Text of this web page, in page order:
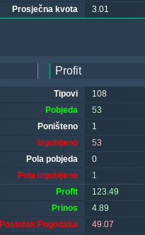
Prosječna kvota
3.01
Tipovi
Pobjeda
Poništeno
Izgubljeno
Pola pobjeda
Pola izgubljeno
108
53
1
53
0
1
Profit
Prinos
Postotak Pogodaka
123.49
4.89
49.07